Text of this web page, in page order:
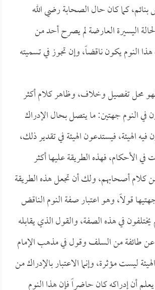
كما كان حال الصحابة رضي الله
اليسيرة العارضة لم يصرح أحد من
هذا النوم يكون ناقضاً، وإن تجوز في تسميته
محل تفصيل وخلاف، وظاهر كلام أكثر
في النوم جهتين: ما يتصل بحال الإدراك
الهيئة، فيستدعون الهيئة في تقدير ذلك،
في الأحكام، فهذه الطريقة عليها أكثر
من كلام أصحابهم، ولك أن تجعل هذه الطريقة
قولاً، وهو اعتبار صفة النوم الناقض
يختلفون في هذه الصفة، والقول الذي يقابله
طائفة من السلف وقول في مذهب الإمام
ليست مؤثرة، وإنما الاعتبار بالإدراك من
أن إدراكه كان حاضراً فإن هذا النوم